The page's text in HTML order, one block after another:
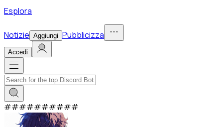
Esplora
Notizie Aggiungi Pubblicizza
Accedi
##########